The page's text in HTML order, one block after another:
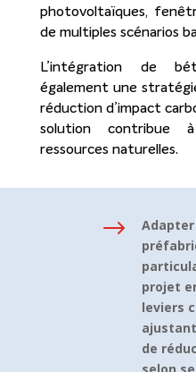
photovoltaïques,
de multiples scénarios
L’intégration de
également une
réduction d’impact
solution contribue
ressources naturelles.
$
projet
leviers
de